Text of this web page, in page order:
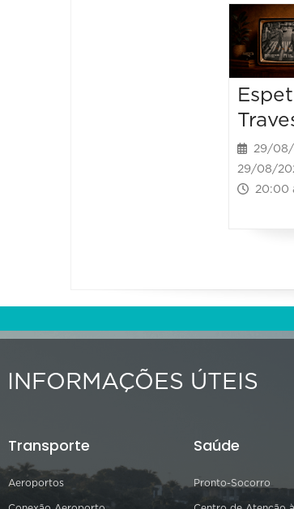
29/08/
29/08/
20:00
INFORMAÇÕES ÚTEIS
Transporte
Aeroportos
Saúde
Pronto-Socorro